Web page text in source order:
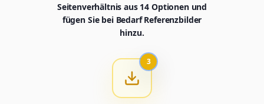
Seitenverhältnis aus 14 Optionen und
fügen Sie bei Bedarf Referenzbilder
hinzu.
3